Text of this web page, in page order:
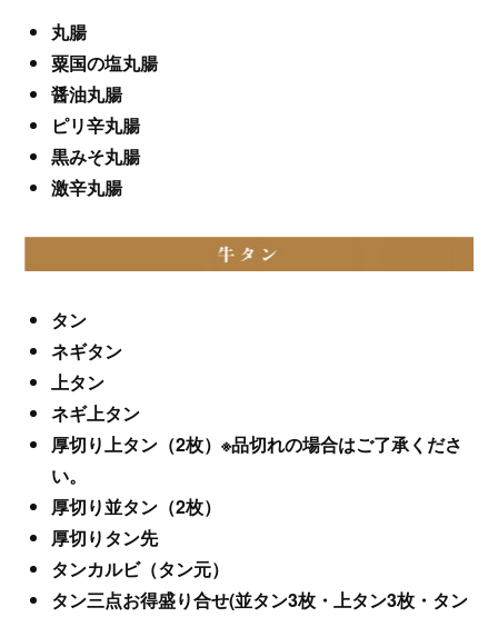
丸腸
粟国の塩丸腸
醤油丸腸
ピリ辛丸腸
黒みそ丸腸
激辛丸腸
タン
ネギタン
上タン
ネギ上タン
厚切り上タン（2枚）※品切れの場合はご了承くださ
い。
厚切り並タン（2枚）
厚切りタン先
タンカルビ（タン元）
タン三点お得盛り合せ(並タン3枚・上タン3枚・タン